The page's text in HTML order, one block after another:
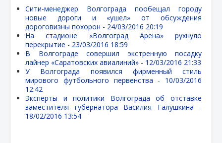
Сити-менеджер Волгограда пообещал городу
новые дороги и «ушел» от обсуждения
дороговизны похорон - 24/03/2016 20:19
На стадионе «Волгоград Арена» рухнуло
перекрытие - 23/03/2016 18:59
В Волгограде совершил экстренную посадку
лайнер «Саратовских авиалиний» - 12/03/2016 21:33
У Волгограда появился фирменный стиль
мирового футбольного первенства - 10/03/2016
12:42
Эксперты и политики Волгограда об отставке
заместителя губернатора Василия Галушкина -
18/02/2016 13:54